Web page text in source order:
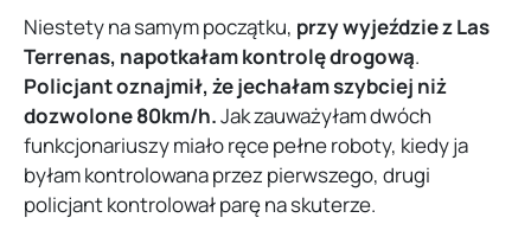
Niestety na samym początku, przy wyjeździe z Las
Terrenas, napotkałam kontrolę drogową.
Policjant oznajmił, że jechałam szybciej niż
dozwolone 80km/h.Jak zauważyłam dwóch
funkcjonariuszy miało ręce pełne roboty, kiedy ja
byłam kontrolowana przez pierwszego, drugi
policjant kontrolował parę na skuterze.